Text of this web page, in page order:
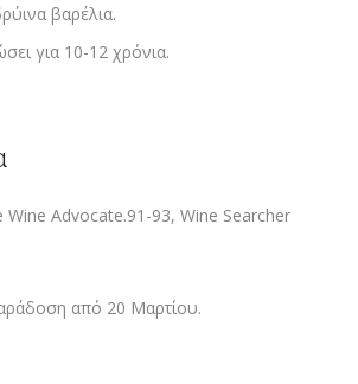
βαρέλια.
για 10-12 χρόνια.
Wine Advocate.91-93, Wine Searcher
από 20 Μαρτίου.